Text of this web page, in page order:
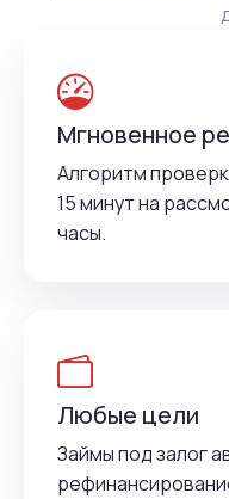
Мгновенное
Алгоритм
15 минут на
часы.
Любые цели
Займы под залог